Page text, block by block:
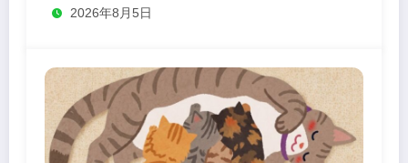
2026年8月5日